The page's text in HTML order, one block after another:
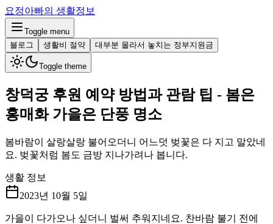
요정아빠의 생활정보
Toggle menu
블로그
생활비 절약 대부분 몰라서 놓치는 정부지원금
Toggle theme
창덕궁 후원 예약 방법과 관람 팁 - 봄은
홍매화 가을은 단풍 명소
봄바람이 살랑살랑 불어오더니 어느덧 벚꽃은 다 지고 말았네
요. 벚꽃처럼 봄도 금방 지나가려나 봅니다.
생활 정보
2023년 10월 5일
가을이 다가오나 싶더니 벌써 추워지네요. 찬바람 불기 전에